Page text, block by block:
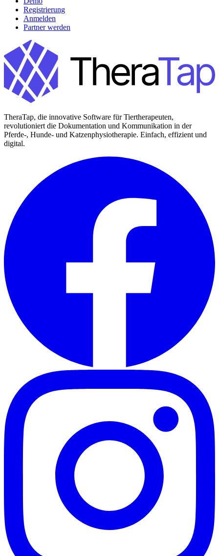
Registrierung
Anmelden
Partner werden
TheraTap, die innovative Software für Tiertherapeuten,
revolutioniert die Dokumentation und Kommunikation in der
Pferde-, Hunde- und Katzenphysiotherapie. Einfach, effizient und
digital.